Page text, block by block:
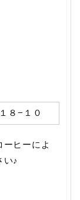
８−１０
ーヒーによ
い♪